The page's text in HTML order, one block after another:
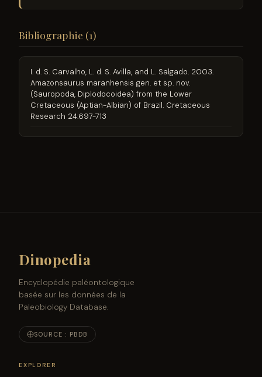
Bibliographie (1)
I. d. S. Carvalho, L. d. S. Avilla, and L. Salgado. 2003.
Amazonsaurus maranhensis gen. et sp. nov.
(Sauropoda, Diplodocoidea) from the Lower
Cretaceous (Aptian-Albian) of Brazil. Cretaceous
Research 24:697-713
Dinopedia
Encyclopédie paléontologique
basée sur les données de la
Paleobiology Database.
SOURCE : PBDB
EXPLORER